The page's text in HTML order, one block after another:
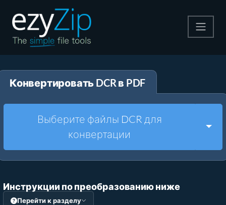
Pаспаковывайте
Другие инструменты
Конвертировать DCR в PDF
Выберите файлы DCR для
конвертации
Инструкции по преобразованию ниже
Перейти к разделу